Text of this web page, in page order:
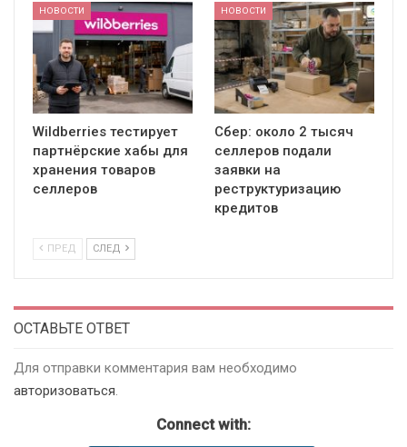
НОВОСТИ
Wildberries тестирует
партнёрские хабы для
хранения товаров
селлеров
НОВОСТИ
Сбер: около 2 тысяч
селлеров подали
заявки на
реструктуризацию
кредитов
ПРЕД СЛЕД
ОСТАВЬТЕ ОТВЕТ
Для отправки комментария вам необходимо
авторизоваться.
Connect with: